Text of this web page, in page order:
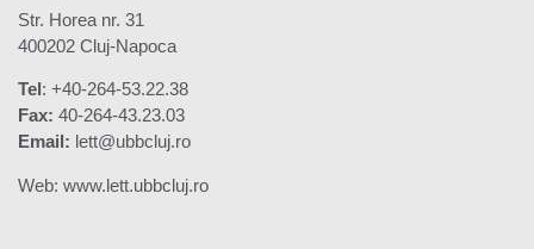
Str. Horea nr. 31
400202 Cluj-Napoca
Tel: +40-264-53.22.38
Fax: 40-264-43.23.03
Email: lett@ubbcluj.ro
Web: www.lett.ubbcluj.ro